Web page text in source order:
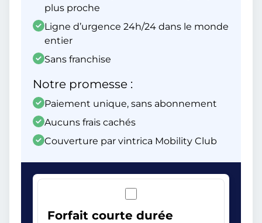
plus proche
Ligne d’urgence 24h/24 dans le monde
entier
Sans franchise
Notre promesse :
Paiement unique, sans abonnement
Aucuns frais cachés
Couverture par vintrica Mobility Club
Forfait courte durée